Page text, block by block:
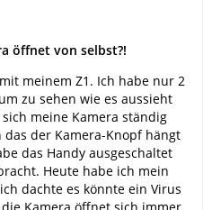
öffnet von selbst?!
meinem Z1. Ich habe nur 2
zu sehen wie es aussieht
meine Kamera ständig
der Kamera-Knopf hängt
das Handy ausgeschaltet
Heute habe ich mein
dachte es könnte ein Virus